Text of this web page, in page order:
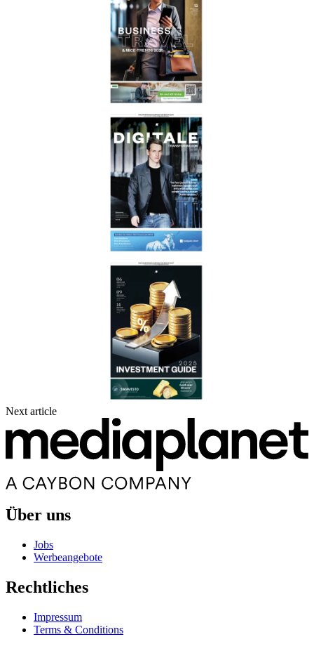
Next article
Über uns
Jobs
Werbeangebote
Rechtliches
Impressum
Terms & Conditions